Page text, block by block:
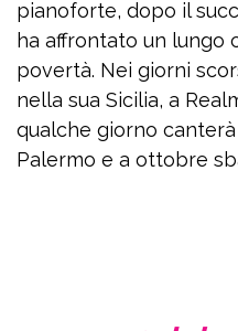
pianoforte, dopo il
ha affrontato un lungo
povertà. Nei giorni
nella sua Sicilia, a
qualche giorno
Palermo e a ottobre